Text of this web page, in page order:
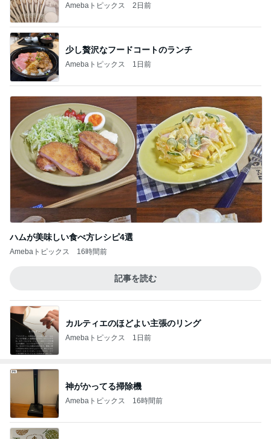
Amebaトピックス 2日前
少し贅沢なフードコートのランチ
Amebaトピックス 1日前
ハムが美味しい食べ方レシピ4選
Amebaトピックス 16時間前
記事を読む
カルティエのほどよい主張のリング
Amebaトピックス 1日前
神がかってる掃除機
Amebaトピックス 16時間前